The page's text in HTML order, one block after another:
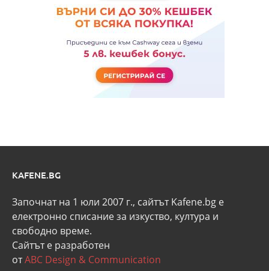
KAFENE.BG
Започнат на 1 юли 2007 г., сайтът Kafene.bg e
eлектронно списание за изкуство, култура и
свободно време.
Сайтът е разработен
отABC Design & Communication